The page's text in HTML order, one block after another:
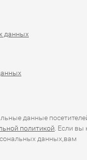
данных
данные
политикой . Если вы
данных,вам